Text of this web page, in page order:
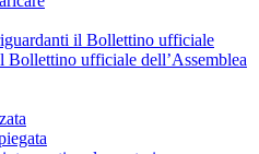
il Bollettino ufficiale
Bollettino ufficiale dell’Assemblea